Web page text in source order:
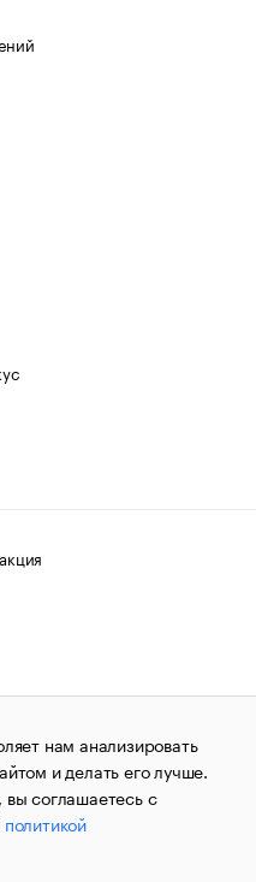
авторских прав
1995–2026.Сообщения
«РБК»
по надзору в сфере
и массовых
за номером ИА
«РБК». Отдельные
нам анализировать
и делать его лучше.
вы соглашаетесь с
политикой